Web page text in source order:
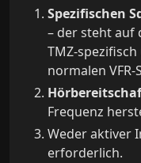
Spezifischen
– der steht auf
TMZ-
normalen VFR-
Frequenz
Weder aktiver
erforderlich.